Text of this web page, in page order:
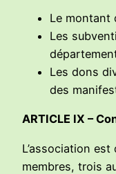
Le montant
Les
Les dons
des
ARTICLE IX –
L’association
membres, trois